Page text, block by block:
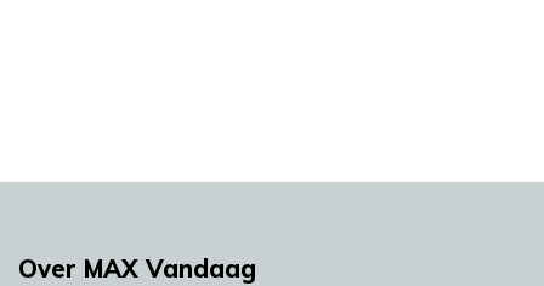
Over MAX Vandaag